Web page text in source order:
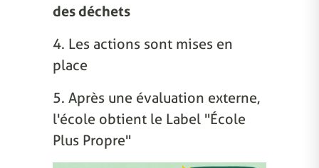
des déchets
4. Les actions sont mises en
place
5. Après une évaluation externe,
l'école obtient le Label "École
Plus Propre"